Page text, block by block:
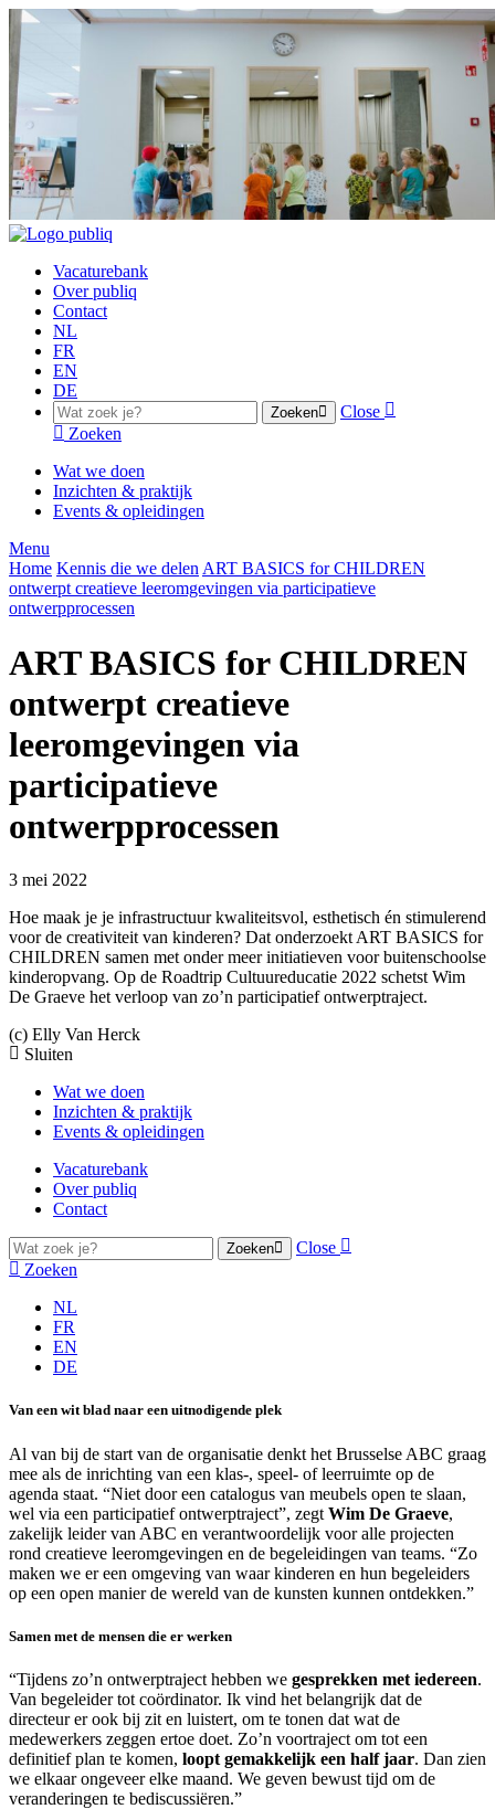
Vacaturebank
Over publiq
Contact
NL
FR
EN
DE
Zoeken
Close
Zoeken
Wat we doen
Inzichten & praktijk
Events & opleidingen
Menu
Home Kennis die we delenART BASICS for CHILDREN
ontwerpt creatieve leeromgevingen via participatieve
ontwerpprocessen
ART BASICS for CHILDREN
ontwerpt creatieve
leeromgevingen via
participatieve
ontwerpprocessen
3 mei 2022
Hoe maak je je infrastructuur kwaliteitsvol, esthetisch én stimulerend
voor de creativiteit van kinderen? Dat onderzoekt ART BASICS for
CHILDREN samen met onder meer initiatieven voor buitenschoolse
kinderopvang. Op de Roadtrip Cultuureducatie 2022 schetst Wim
De Graeve het verloop van zo’n participatief ontwerptraject.
(c) Elly Van Herck
Sluiten
Wat we doen
Inzichten & praktijk
Events & opleidingen
Vacaturebank
Over publiq
Contact
Zoeken
Close
Zoeken
NL
FR
EN
DE
Van een wit blad naar een uitnodigende plek
Al van bij de start van de organisatie denkt het Brusselse ABC graag
mee als de inrichting van een klas-, speel- of leerruimte op de
agenda staat. “Niet door een catalogus van meubels open te slaan,
wel via een participatief ontwerptraject”, zegt Wim De Graeve,
zakelijk leider van ABC en verantwoordelijk voor alle projecten
rond creatieve leeromgevingen en de begeleidingen van teams. “Zo
maken we er een omgeving van waar kinderen en hun begeleiders
op een open manier de wereld van de kunsten kunnen ontdekken.”
Samen met de mensen die er werken
“Tijdens zo’n ontwerptraject hebben we gesprekken met iedereen.
Van begeleider tot coördinator. Ik vind het belangrijk dat de
directeur er ook bij zit en luistert, om te tonen dat wat de
medewerkers zeggen ertoe doet. Zo’n voortraject om tot een
definitief plan te komen, loopt gemakkelijk een half jaar. Dan zien
we elkaar ongeveer elke maand. We geven bewust tijd om de
veranderingen te bediscussiëren.”